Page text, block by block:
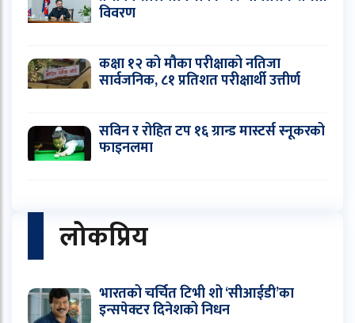
विवरण
कक्षा १२ को मौका परीक्षाको नतिजा
सार्वजनिक, ८१ प्रतिशत परीक्षार्थी उत्तीर्ण
सविन र रोहित टप १६ ग्रान्ड मास्टर्स स्नूकरको
फाइनलमा
लोकप्रिय
भारतको चर्चित टिभी शो ‘सीआईडी’का
इन्सपेक्टर दिनेशको निधन